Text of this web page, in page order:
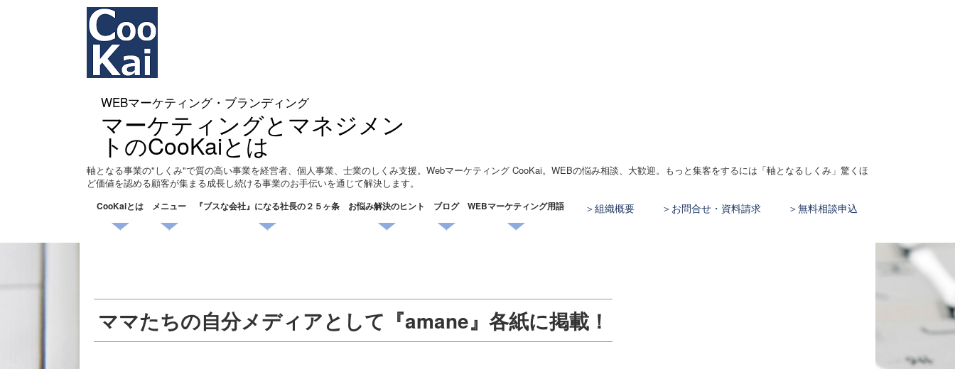
WEBマーケティング・ブランディング
マーケティングとマネジメン
トのCooKaiとは
軸となる事業の"しくみ"で質の高い事業を経営者、個人事業、士業のしくみ支援。Webマーケティング CooKai。WEBの悩み相談、大歓迎。もっと集客をするには「軸となるしくみ」驚くほ
ど価値を認める顧客が集まる成長し続ける事業のお手伝いを通じて解決します。
組織概要 お問合せ・資料請求 無料相談申込
CooKaiとは メニュー 『ブスな会社』になる社長の２５ヶ条 お悩み解決のヒント ブログ WEBマーケティング用語
ママたちの自分メディアとして『amane』各紙に掲載！